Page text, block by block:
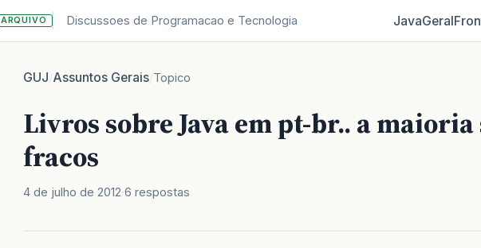
ARQUIVO Discussoes de Programacao e Tecnologia JavaGeral
GUJ/Assuntos Gerais/Topico
Livros sobre Java em pt-br.. a maioria
fracos
4 de julho de 2012 6 respostas